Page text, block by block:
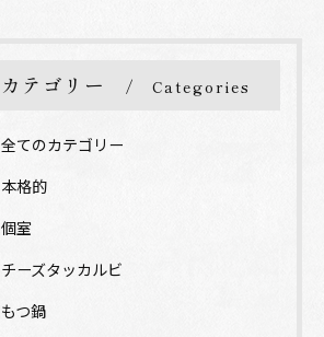
カテゴリー Categories
全てのカテゴリー
本格的
個室
チーズタッカルビ
もつ鍋